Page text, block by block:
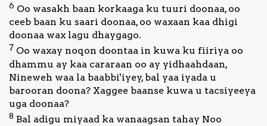
6 Oo wasakh baan korkaaga ku tuuri doonaa, oo
ceeb baan ku saari doonaa, oo waxaan kaa dhigi
doonaa wax lagu dhaygago.
7 Oo waxay noqon doontaa in kuwa ku fiiriya oo
dhammu ay kaa cararaan oo ay yidhaahdaan,
Nineweh waa la baabbi'iyey, bal yaa iyada u
barooran doona? Xaggee baanse kuwa u tacsiyeeya
uga doonaa?
8 Bal adigu miyaad ka wanaagsan tahay Noo